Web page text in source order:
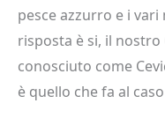
pesce azzurro e i
risposta è si, il nostro
conosciuto come
è quello che fa al